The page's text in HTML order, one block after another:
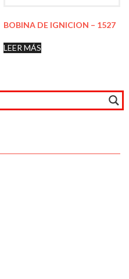
BOBINA DE IGNICION – 1527
LEER MÁS